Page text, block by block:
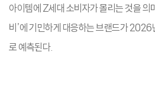
아이템에 Z세대 소비자가 몰리는 것을 의
비’에 기민하게 대응하는 브랜드가
로 예측된다.